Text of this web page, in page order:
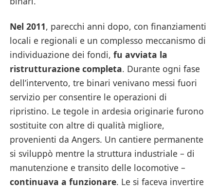
Nel 2011, parecchi anni dopo, con finanziamenti
locali e regionali e un complesso meccanismo di
individuazione dei fondi, fu avviata la
ristrutturazione completa. Durante ogni fase
dell’intervento, tre binari venivano messi fuori
servizio per consentire le operazioni di
ripristino. Le tegole in ardesia originarie furono
sostituite con altre di qualità migliore,
provenienti da Angers. Un cantiere permanente
si sviluppò mentre la struttura industriale – di
manutenzione e transito delle locomotive –
continuava a funzionare. Le si faceva invertire